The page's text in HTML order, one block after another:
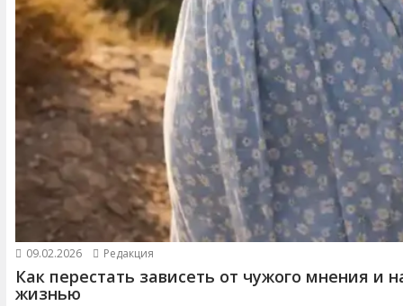
09.02.2026 Редакция
Как перестать зависеть от чужого мнения и
жизнью